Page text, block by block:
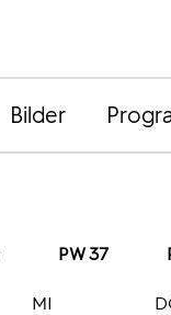
Bilder
PW 37
MI